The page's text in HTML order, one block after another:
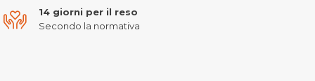
14 giorni per il reso
Secondo la normativa